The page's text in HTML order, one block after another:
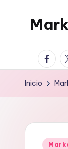
contenido
Inicio